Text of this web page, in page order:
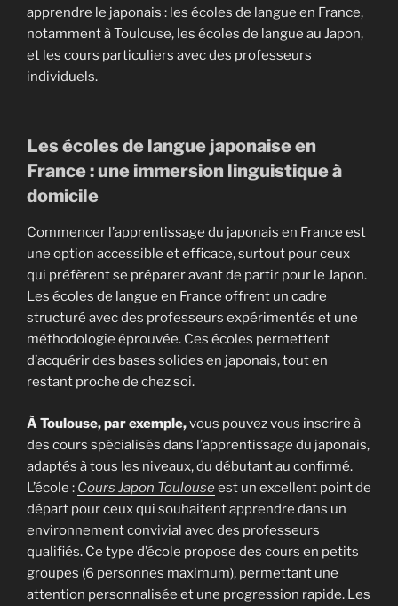
apprendre le japonais : les écoles de langue en France,
notamment à Toulouse, les écoles de langue au Japon,
et les cours particuliers avec des professeurs
individuels.
Les écoles de langue japonaise en
France : une immersion linguistique à
domicile
Commencer l’apprentissage du japonais en France est
une option accessible et efficace, surtout pour ceux
qui préfèrent se préparer avant de partir pour le Japon.
Les écoles de langue en France offrent un cadre
structuré avec des professeurs expérimentés et une
méthodologie éprouvée. Ces écoles permettent
d’acquérir des bases solides en japonais, tout en
restant proche de chez soi.
À Toulouse, par exemple,vous pouvez vous inscrire à
des cours spécialisés dans l’apprentissage du japonais,
adaptés à tous les niveaux, du débutant au confirmé.
L’école : Cours Japon Toulouseest un excellent point de
départ pour ceux qui souhaitent apprendre dans un
environnement convivial avec des professeurs
qualifiés. Ce type d’école propose des cours en petits
groupes (6 personnes maximum), permettant une
attention personnalisée et une progression rapide. Les